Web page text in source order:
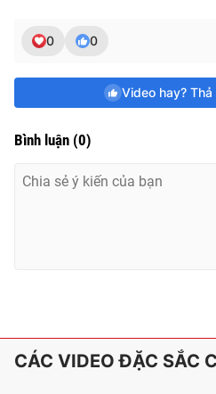
0 0
Video hay?
Bình luận (0)
CÁC VIDEO ĐẶC SẮC